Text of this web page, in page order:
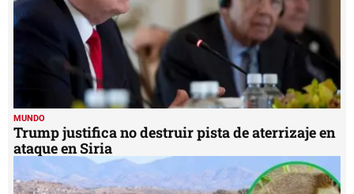
MUNDO
Trump justifica no destruir pista de aterrizaje en
ataque en Siria